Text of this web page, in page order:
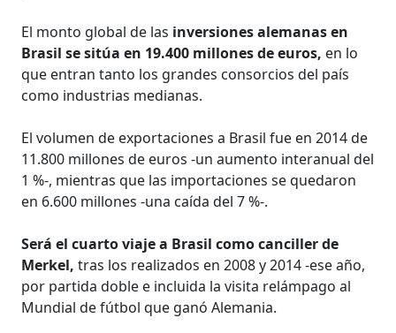
El monto global de las inversiones alemanas en
Brasil se sitúa en 19.400 millones de euros, en lo
que entran tanto los grandes consorcios del país
como industrias medianas.
El volumen de exportaciones a Brasil fue en 2014 de
11.800 millones de euros -un aumento interanual del
1 %-, mientras que las importaciones se quedaron
en 6.600 millones -una caída del 7 %-.
Será el cuarto viaje a Brasil como canciller de
Merkel, tras los realizados en 2008 y 2014 -ese año,
por partida doble e incluida la visita relámpago al
Mundial de fútbol que ganó Alemania.